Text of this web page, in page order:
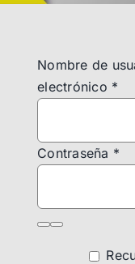
Nombre de
electrónico *
Contraseña *